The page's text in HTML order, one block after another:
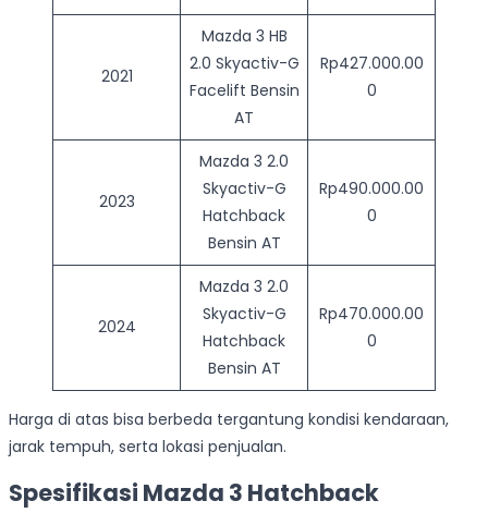
2021
Mazda 3 HB
2.0 Skyactiv-G
Facelift Bensin
AT
Rp427.000.00
0
2023
Mazda 3 2.0
Skyactiv-G
Hatchback
Bensin AT
Rp490.000.00
0
2024
Mazda 3 2.0
Skyactiv-G
Hatchback
Bensin AT
Rp470.000.00
0
Harga di atas bisa berbeda tergantung kondisi kendaraan,
jarak tempuh, serta lokasi penjualan.
Spesifikasi Mazda 3 Hatchback